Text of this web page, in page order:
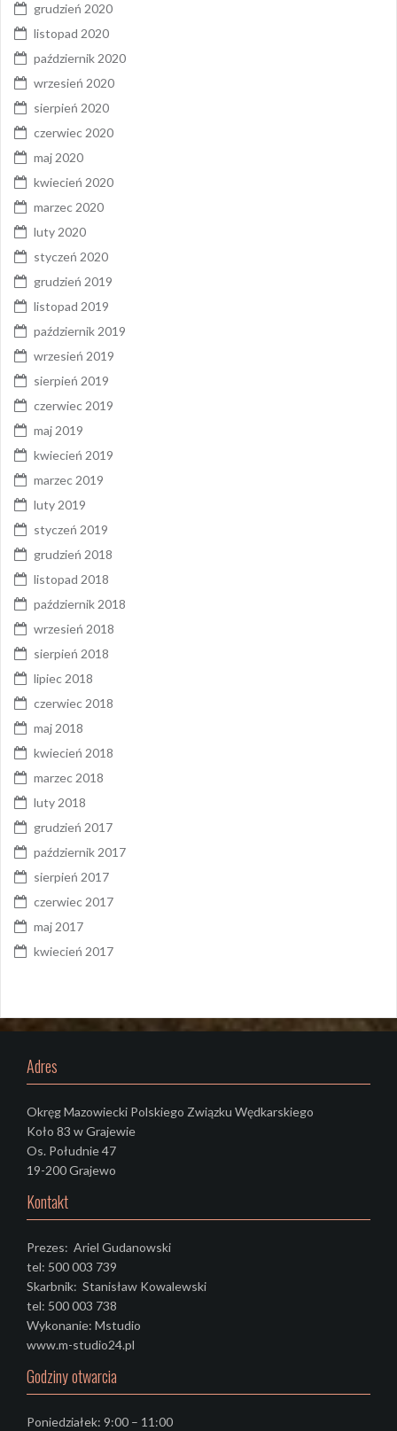
grudzień 2020
listopad 2020
październik 2020
wrzesień 2020
sierpień 2020
czerwiec 2020
maj 2020
kwiecień 2020
marzec 2020
luty 2020
styczeń 2020
grudzień 2019
listopad 2019
październik 2019
wrzesień 2019
sierpień 2019
czerwiec 2019
maj 2019
kwiecień 2019
marzec 2019
luty 2019
styczeń 2019
grudzień 2018
listopad 2018
październik 2018
wrzesień 2018
sierpień 2018
lipiec 2018
czerwiec 2018
maj 2018
kwiecień 2018
marzec 2018
luty 2018
grudzień 2017
październik 2017
sierpień 2017
czerwiec 2017
maj 2017
kwiecień 2017
Adres
Okręg Mazowiecki Polskiego Związku Wędkarskiego
Koło 83 w Grajewie
Os. Południe 47
19-200 Grajewo
Kontakt
Prezes: Ariel Gudanowski
tel: 500 003 739
Skarbnik: Stanisław Kowalewski
tel: 500 003 738
Wykonanie: Mstudio
www.m-studio24.pl
Godziny otwarcia
Poniedziałek: 9:00 – 11:00